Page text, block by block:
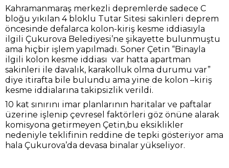
Kahramanmaraş merkezli depremlerde sadece C
bloğu yıkılan 4 bloklu Tutar Sitesi sakinleri deprem
öncesinde defalarca kolon-kiriş kesme iddiasıyla
ilgili Çukurova Belediyesi’ne şikayette bulunmuştu
ama hiçbir işlem yapılmadı. Soner Çetin “Binayla
ilgili kolon kesme iddiası var hatta apartman
sakinleri ile davalık, karakolluk olma durumu var”
diye itirafta bile bulundu ama yine de kolon –kiriş
kesme iddialarına takipsizlik verildi.
10 kat sınırını imar planlarının haritalar ve paftalar
üzerine işlenip çevresel faktörleri göz önüne alarak
komisyona getirmeyen Çetin,bu eksiklikler
nedeniyle teklifinin reddine de tepki gösteriyor ama
hala Çukurova’da devasa binalar yükseliyor.